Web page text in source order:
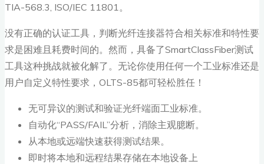
TIA-568.3, ISO/IEC 11801。
没有正确的认证工具，判断光纤连接器符合相关标准和特性要
求是困难且耗费时间的。然而，具备了SmartClassFiber测试
工具这种挑战就被化解了。无论你使用任何一个工业标准还是
用户自定义特性要求，OLTS-85都可轻松胜任！
无可异议的测试和验证光纤端面工业标准。
自动化“PASS/FAIL”分析，消除主观臆断。
从本地或远端快速获得测试结果。
即时将本地和远程结果存储在本地设备上